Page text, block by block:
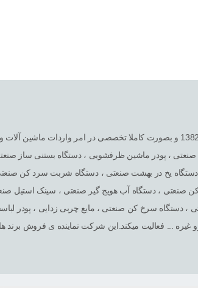
شرکت تهران تجهیز از سال 1382 و بصورت کاملا تخصصی در امر
، پودر ماشین ظرفشویی ، دستگاه بستنی ساز
دستگاه یخ در بهشت صنعتی ، دستگاه شربت سرد کن
صنعتی ، دستگاه آب هویج گیر صنعتی ، سینک استیل
، دستگاه سرخ کن صنعتی ، مایع چربی زدایی ، پودر
... فعالیت میکند.این شرکت نماینده ی فروش برند های